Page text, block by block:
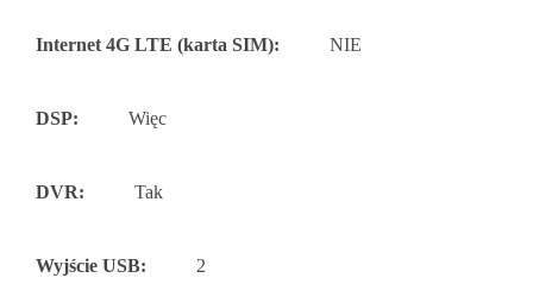
Internet 4G LTE (karta SIM): NIE
DSP: Więc
DVR: Tak
Wyjście USB: 2